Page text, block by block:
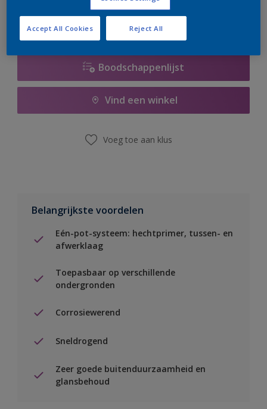
Boodschappenlijst
Vind een winkel
Voeg toe aan klus
Belangrijkste voordelen
Eén-pot-systeem: hechtprimer, tussen- en
afwerklaag
Toepasbaar op verschillende
ondergronden
Corrosiewerend
Sneldrogend
Zeer goede buitenduurzaamheid en
glansbehoud
Reject All
Accept All Cookies